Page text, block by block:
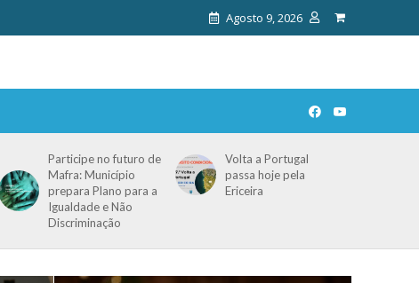
Agosto 9, 2026
Participe no futuro de
Mafra: Município
prepara Plano para a
Igualdade e Não
Discriminação
Volta a Portugal
passa hoje pela
Ericeira